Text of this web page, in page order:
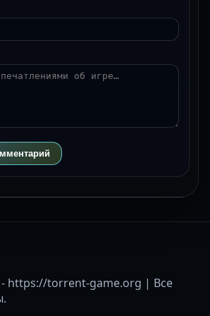
https://torrent-game.org | Все